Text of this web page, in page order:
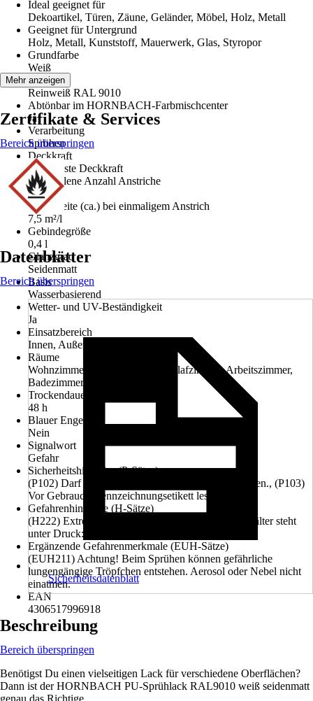
Ideal geeignet für
Dekoartikel, Türen, Zäune, Geländer, Möbel, Holz, Metall
Geeignet für Untergrund
Holz, Metall, Kunststoff, Mauerwerk, Glas, Styropor
Grundfarbe
Weiß
Farbton
Reinweiß RAL 9010
Abtönbar im HORNBACH-Farbmischcenter
Ja
Verarbeitung
Sprühen
Deckkraft
1 - höchste Deckkraft
Empfohlene Anzahl Anstriche
2
Reichweite (ca.) bei einmaligem Anstrich
7,5 m²/l
Gebindegröße
0,4 l
Glanzgrad
Seidenmatt
Basis
Wasserbasierend
Wetter- und UV-Beständigkeit
Ja
Einsatzbereich
Innen, Außen
Räume
Wohnzimmer, Kinderzimmer, Schlafzimmer, Arbeitszimmer,
Badezimmer, Flur / Diele, Küche
Trockendauer ca.
48 h
Blauer Engel
Nein
Signalwort
Gefahr
Sicherheitshinweise (P-Sätze)
(P102) Darf nicht in die Hände von Kindern gelangen., (P103)
Vor Gebrauch Kennzeichnungsetikett lesen.
Gefahrenhinweise (H-Sätze)
(H222) Extrem entzündbares Aerosol., (H229) Behälter steht
unter Druck: kann bei Erwärmung bersten.
Ergänzende Gefahrenmerkmale (EUH-Sätze)
(EUH211) Achtung! Beim Sprühen können gefährliche
lungengängige Tröpfchen entstehen. Aerosol oder Nebel nicht
einatmen.
EAN
4306517996918
Mehr anzeigen
Zertifikate & Services
Bereich überspringen
Datenblätter
Bereich überspringen
Sicherheitsdatenblatt
Beschreibung
Bereich überspringen
Benötigst Du einen vielseitigen Lack für verschiedene Oberflächen?
Dann ist der HORNBACH PU-Sprühlack RAL9010 weiß seidenmatt
genau das Richtige.